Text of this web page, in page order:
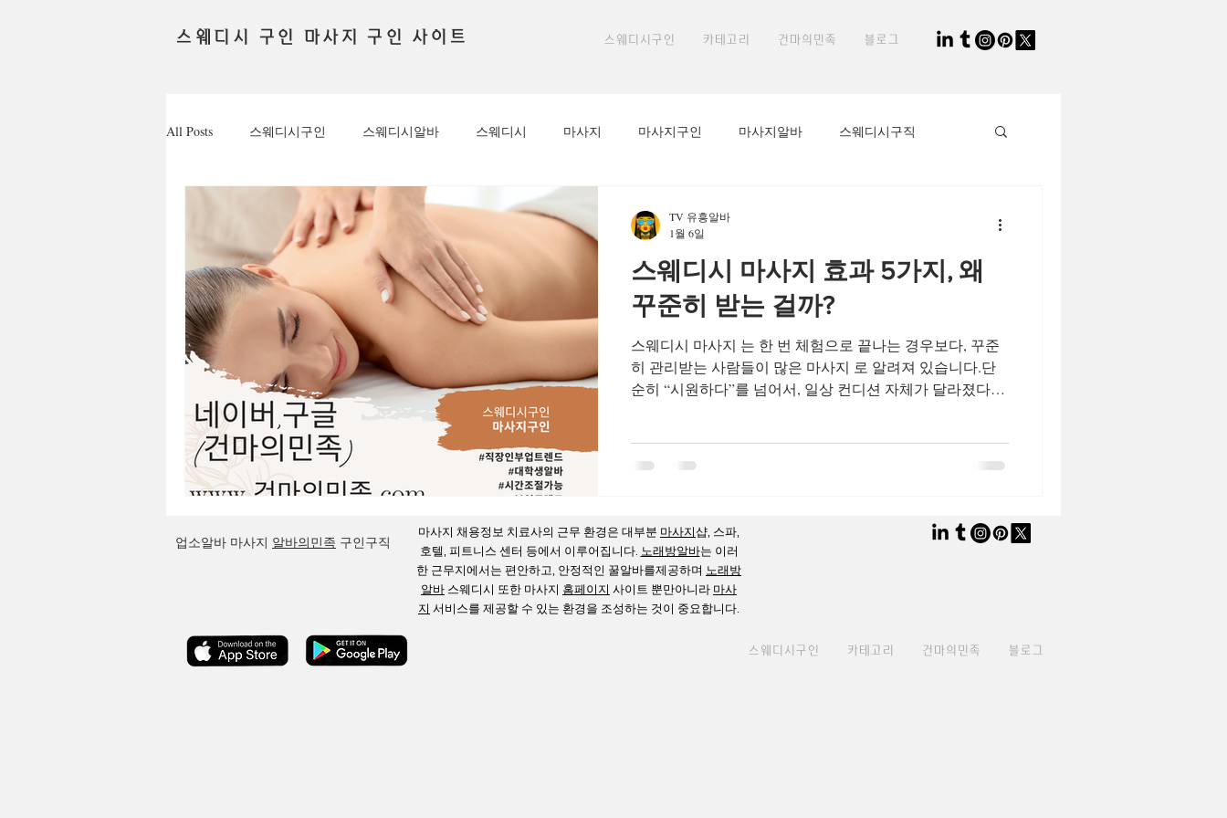
스웨디시 구인 마사지 구인 사이트 스웨디시구인 카테고리 건마의민족 블로그
All Posts 스웨디시구인 스웨디시알바 스웨디시 마사지 마사지구인 마사지알바 스웨디시구직
테라피관리사 아로마구인 아로마마사지알바
꿀알바 유흥꿀알바 유흥알바 밤알바 룸알바 편안한마사지 천안스웨디시 직장인부업
퇴근후알바 대학생알바 마사지구인 높은시급 1인샵 2030세대
스웨디시 마사지 효과 5가지, 왜
꾸준히 받는 걸까?
스웨디시 마사지 는 한 번 체험으로 끝나는 경우보다, 꾸준
히 관리받는 사람들이 많은 마사지 로 알려져 있습니다.단
순히 “시원하다”를 넘어서, 일상 컨디션 자체가 달라졌다는
스웨디시 마사지의 가장 큰 특징 은 근육의 결을 따라 길게
하는 것이 아니라, 긴장된 근육층을 서서히 풀어주는 데 초
점이 맞춰져 있습니다. 스웨디시 마사지 장시간 앉아 있는
직장인 목·어깨·허리 뭉침이 잦은 경우 운동 후 피로가 오래
가는 사람 이런 경우 스웨디시 마사지는 강한 압 없이도 깊
은 이완감을 느끼게 해주는 관리 로 평가받습니다.그래서
순환 및 림프 순환 개선 스웨디시 마사지는 일정한 리
TV 유흥알바
1월 6일
업소알바 마사지 알바의민족 구인구직 마사지 채용정보 치료사의 근무 환경은 대부분 마사지 샵, 스파,
호텔, 피트니스 센터 등에서 이루어집니다. 노래방알바는 이러
한 근무지에서는 편안하고, 안정적인 꿀알바를제공하며 노래방
알바​ 스웨디시 또한 마사지 홈페이지 사이트 뿐만아니라 마사
지
서비스를 제공할 수 있는 환경을 조성하는 것이 중요합니다.
스웨디시구인 카테고리 건마의민족 블로그